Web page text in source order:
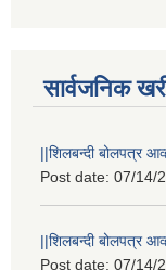
सार्वजनिक
||शिलबन्दी बोलपत्र
Post date: 07/14/
||शिलबन्दी बोलपत्र
Post date: 07/14/